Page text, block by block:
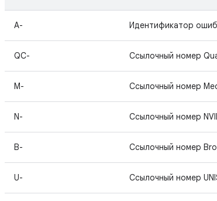
A- Идентификатор
QC- Ссылочный номер
M- Ссылочный номер
N- Ссылочный номер
B- Ссылочный номер
U- Ссылочный номер